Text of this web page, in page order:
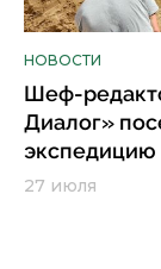
НОВОСТИ
Шеф-
Диалог»
экспедицию
27 июля